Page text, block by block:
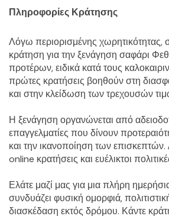
Πληροφορίες Κράτησης
Λόγω περιορισμένης χωρητικότητας,
κράτηση για την ξενάγηση σαφάρι
προτέρων, ειδικά κατά τους
πρώτες κρατήσεις βοηθούν στη
και στην κλείδωση των τρεχουσών
Η ξενάγηση οργανώνεται από
επαγγελματίες που δίνουν
και την ικανοποίηση των επισκεπτών.
online κρατήσεις και ευέλικτοι
Ελάτε μαζί μας για μια πλήρη
συνδυάζει φυσική ομορφιά,
διασκέδαση εκτός δρόμου. Κάντε